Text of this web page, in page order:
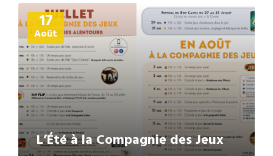
17
Août
L’Été à la Compagnie des Jeux
Plus
d'informations